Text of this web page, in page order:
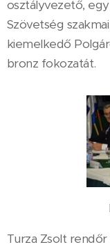
osztályvezető,
Szövetség
kiemelkedő
bronz fokozatát.
Turza Zsolt rendőr